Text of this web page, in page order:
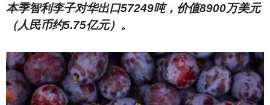
本季智利李子对华出口57249吨，价值8900万美元
（人民币约5.75亿元）。